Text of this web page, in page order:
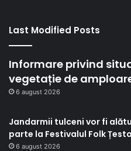
Last Modified Posts
Informare privind
vegetație de
6 august 2026
Jandarmii tulceni vor fi
parte la Festivalul Folk
6 august 2026